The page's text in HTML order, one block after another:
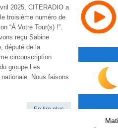
2025, CITERADIO a
troisième numéro de
“À Votre Tour(s) !”.
reçu Sabine
député de la
circonscription
groupe Les
Nous faisons
En lire plus